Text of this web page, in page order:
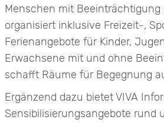
Menschen mit Beeinträchtigung
organisiert inklusive Freizeit-,
Ferienangebote für Kinder,
Erwachsene mit und ohne
schafft Räume für Begegnung
Ergänzend dazu bietet VIVA
Sensibilisierungsangebote rund